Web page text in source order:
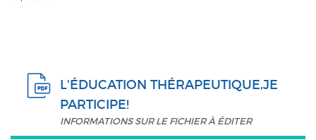
L'ÉDUCATION THÉRAPEUTIQUE,JE
PARTICIPE!
INFORMATIONS SUR LE FICHIER À ÉDITER